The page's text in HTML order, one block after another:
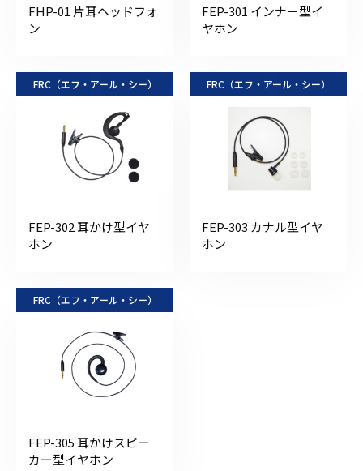
FHP-01 片耳ヘッドフォ
ン
FEP-301 インナー型イ
ヤホン
FRC（エフ・アール・シー）
FEP-302 耳かけ型イヤ
ホン
FRC（エフ・アール・シー）
FEP-303 カナル型イヤ
ホン
FRC（エフ・アール・シー）
FEP-305 耳かけスピー
カー型イヤホン